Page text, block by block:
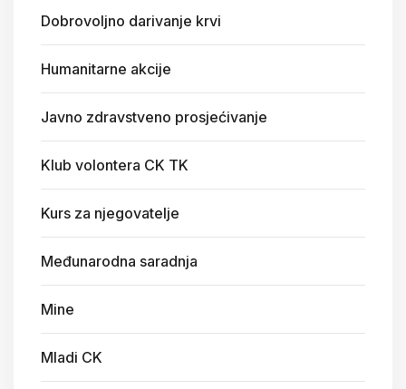
Dobrovoljno darivanje krvi
Humanitarne akcije
Javno zdravstveno prosjećivanje
Klub volontera CK TK
Kurs za njegovatelje
Međunarodna saradnja
Mine
Mladi CK